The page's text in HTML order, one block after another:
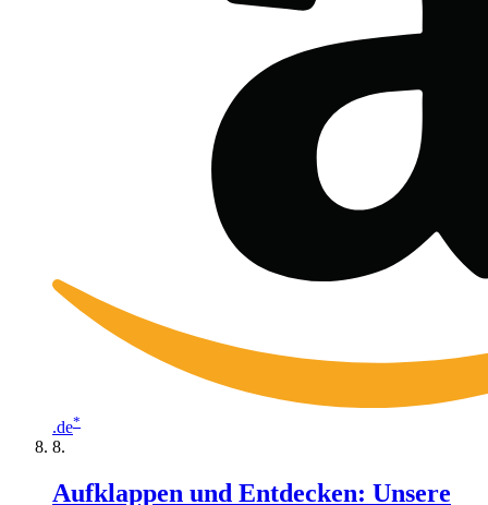
.de*
Aufklappen und Entdecken: Unsere